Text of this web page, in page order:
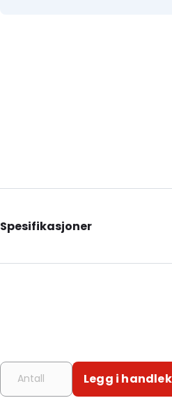
Spesifikasjoner
Additional information: Prisene
Ordre-ID: 430133
Legg i